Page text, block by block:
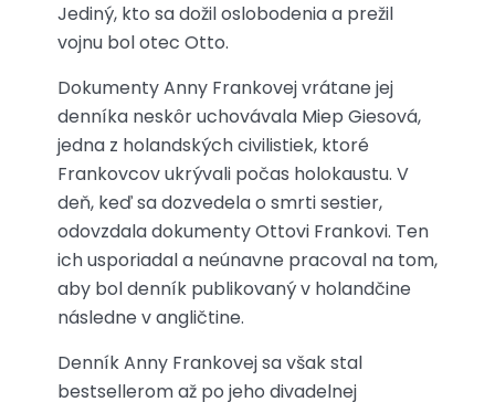
Jediný, kto sa dožil oslobodenia a prežil
vojnu bol otec Otto.
Dokumenty Anny Frankovej vrátane jej
denníka neskôr uchovávala Miep Giesová,
jedna z holandských civilistiek, ktoré
Frankovcov ukrývali počas holokaustu. V
deň, keď sa dozvedela o smrti sestier,
odovzdala dokumenty Ottovi Frankovi. Ten
ich usporiadal a neúnavne pracoval na tom,
aby bol denník publikovaný v holandčine
následne v angličtine.
Denník Anny Frankovej sa však stal
bestsellerom až po jeho divadelnej